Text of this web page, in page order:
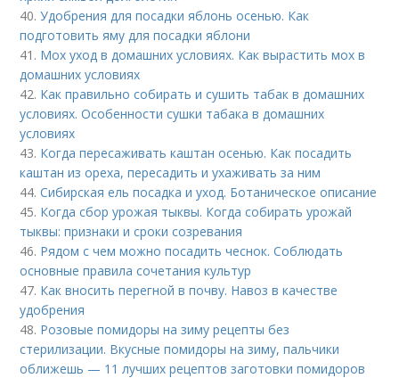
40.Удобрения для посадки яблонь осенью. Как
подготовить яму для посадки яблони
41. Мох уход в домашних условиях. Как вырастить мох в
домашних условиях
42. Как правильно собирать и сушить табак в домашних
условиях. Особенности сушки табака в домашних
условиях
43. Когда пересаживать каштан осенью. Как посадить
каштан из ореха, пересадить и ухаживать за ним
44.Сибирская ель посадка и уход. Ботаническое описание
45. Когда сбор урожая тыквы. Когда собирать урожай
тыквы: признаки и сроки созревания
46. Рядом с чем можно посадить чеснок. Соблюдать
основные правила сочетания культур
47. Как вносить перегной в почву. Навоз в качестве
удобрения
48. Розовые помидоры на зиму рецепты без
стерилизации. Вкусные помидоры на зиму, пальчики
оближешь — 11 лучших рецептов заготовки помидоров